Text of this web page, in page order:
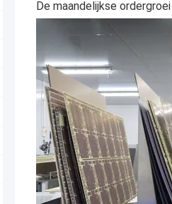
De maandelijkse